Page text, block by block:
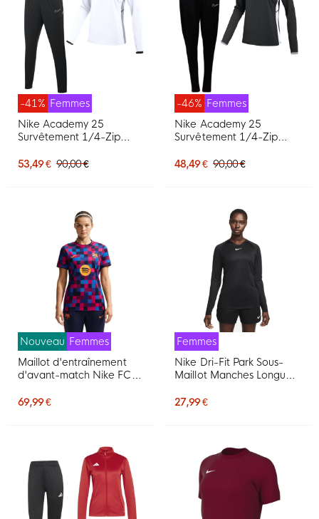
-41% Femmes
Nike Academy 25
Survêtement 1/4-Zip
53,49 € 90,00 €
-46% Femmes
Nike Academy 25
Survêtement 1/4-Zip
48,49 € 90,00 €
Nouveau Femmes
Maillot d'entraînement
d'avant-match Nike FC
pour Femmes, rouge, bleu
69,99 €
Femmes
Nike Dri-Fit Park Sous-
Maillot Manches Longues
27,99 €